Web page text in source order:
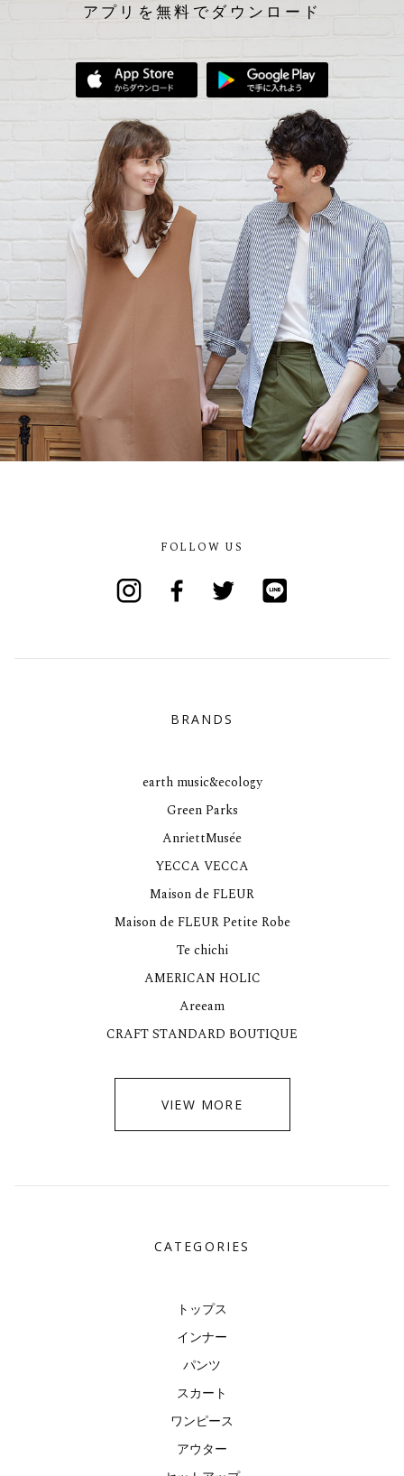
アプリを無料でダウンロード
App Storeからダウンロード
FOLLOW US
BRANDS
earth music&ecology
Green Parks
AnriettMusée
YECCA VECCA
Maison de FLEUR
Maison de FLEUR Petite Robe
Te chichi
AMERICAN HOLIC
Areeam
CRAFT STANDARD BOUTIQUE
VIEW MORE
CATEGORIES
トップス
インナー
パンツ
スカート
ワンピース
アウター